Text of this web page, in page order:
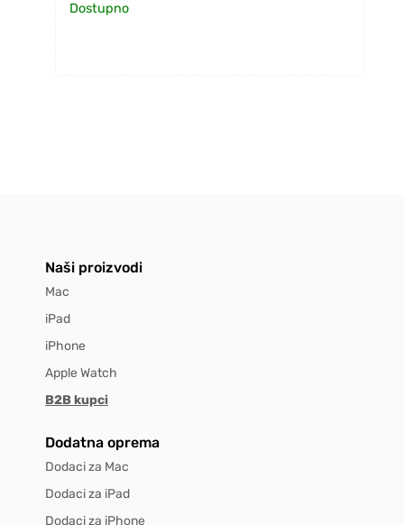
Dostupno
Naši proizvodi
Mac
iPad
iPhone
Apple Watch
B2B kupci
Dodatna oprema
Dodaci za Mac
Dodaci za iPad
Dodaci za iPhone